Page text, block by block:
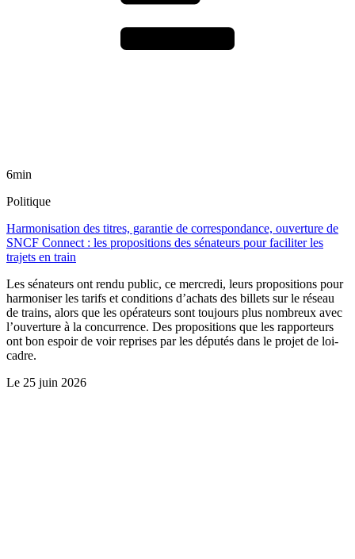
6min
Politique
Harmonisation des titres, garantie de correspondance, ouverture de
SNCF Connect : les propositions des sénateurs pour faciliter les
trajets en train
Les sénateurs ont rendu public, ce mercredi, leurs propositions pour
harmoniser les tarifs et conditions d’achats des billets sur le réseau
de trains, alors que les opérateurs sont toujours plus nombreux avec
l’ouverture à la concurrence. Des propositions que les rapporteurs
ont bon espoir de voir reprises par les députés dans le projet de loi-
cadre.
Le 25 juin 2026